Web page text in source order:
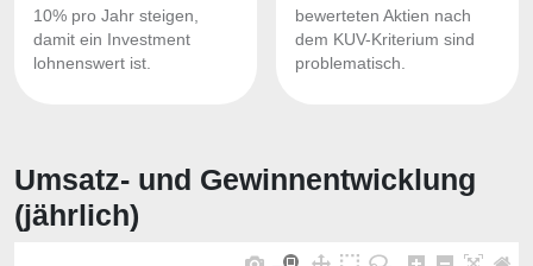
10% pro Jahr steigen,
damit ein Investment
lohnenswert ist.
bewerteten Aktien nach
dem KUV-Kriterium sind
problematisch.
Umsatz- und Gewinnentwicklung
(jährlich)